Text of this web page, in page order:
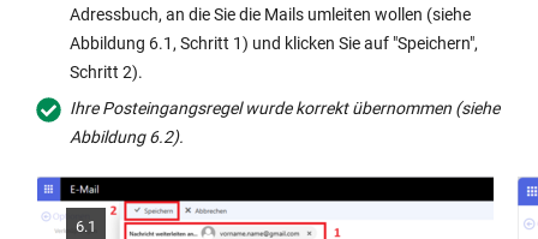
Adressbuch, an die Sie die Mails umleiten wollen (siehe
Abbildung 6.1, Schritt 1) und klicken Sie auf "Speichern",
Schritt 2).
Ihre Posteingangsregel wurde korrekt übernommen (siehe
Abbildung 6.2).
6.1